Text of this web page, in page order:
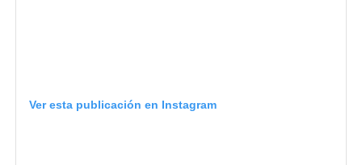
Ver esta publicación en Instagram